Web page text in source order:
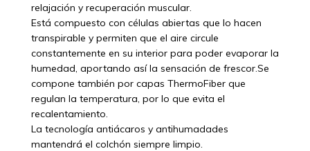
relajación y recuperación muscular.
Está compuesto con células abiertas que lo hacen
transpirable y permiten que el aire circule
constantemente en su interior para poder evaporar la
humedad, aportando así la sensación de frescor.Se
compone también por capas ThermoFiber que
regulan la temperatura, por lo que evita el
recalentamiento.
La tecnología antiácaros y antihumadades
mantendrá el colchón siempre limpio.